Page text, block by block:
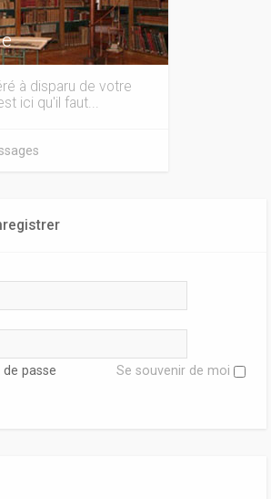
à disparu de votre
ici qu'il faut...
passe Se souvenir de moi